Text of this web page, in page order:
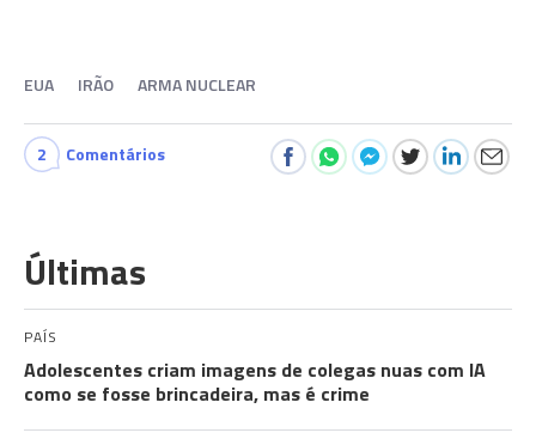
EUA IRÃO ARMA NUCLEAR
2 Comentários
Últimas
PAÍS
Adolescentes criam imagens de colegas nuas com IA
como se fosse brincadeira, mas é crime